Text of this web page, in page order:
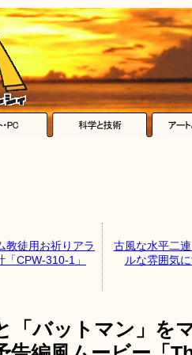
教徒用お祈りアラ
CPW-310-1」
古風な水平二
ルな雰囲気
「バットマン」を